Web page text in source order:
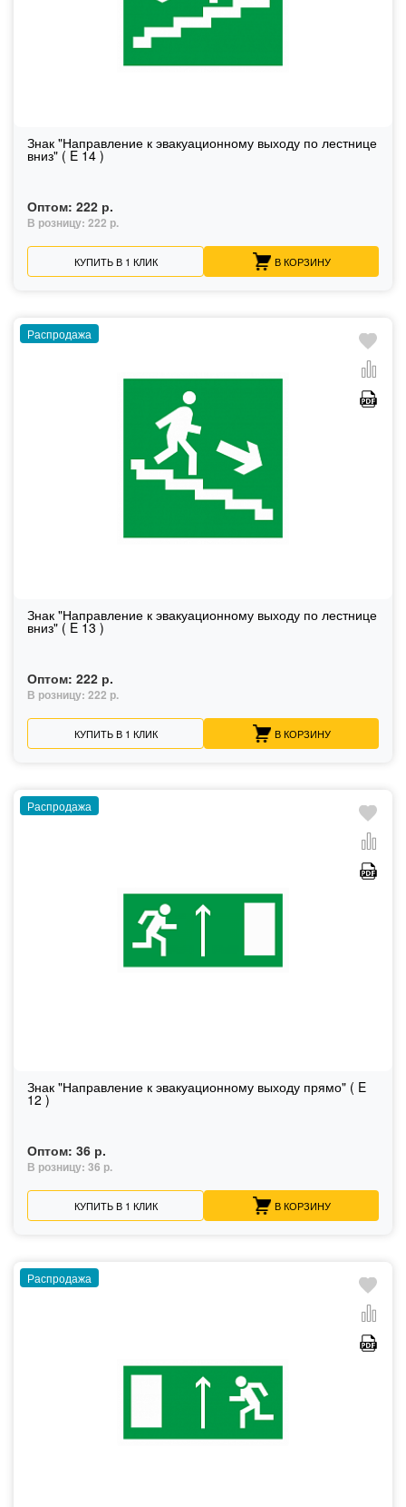
Знак "Направление к эвакуационному выходу по лестнице
вниз" ( E 14 )
Оптом: 222 р.
В розницу: 222 р.
КУПИТЬ В 1 КЛИК В КОРЗИНУ
Распродажа
Знак "Направление к эвакуационному выходу по лестнице
вниз" ( E 13 )
Оптом: 222 р.
В розницу: 222 р.
КУПИТЬ В 1 КЛИК В КОРЗИНУ
Распродажа
Знак "Направление к эвакуационному выходу прямо" ( E
12 )
Оптом: 36 р.
В розницу: 36 р.
КУПИТЬ В 1 КЛИК В КОРЗИНУ
Распродажа